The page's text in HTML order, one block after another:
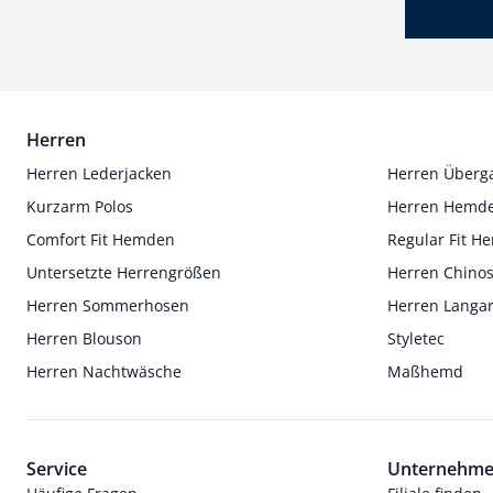
Herren
Herren Lederjacken
Herren
Kurzarm Polos
Herren
Comfort Fit Hemden
Regular Fit
Untersetzte Herrengrößen
Herren Chinos
Herren Sommerhosen
Herren
Herren Blouson
Styletec
Herren Nachtwäsche
Maßhemd
Service